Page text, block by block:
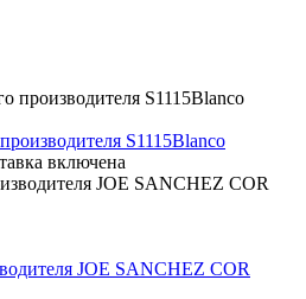
S1115Blanco
включена
JOE SANCHEZ COR